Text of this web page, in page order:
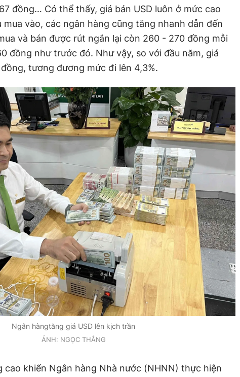
đồng… Có thể thấy, giá bán USD luôn ở mức cao
vào, các ngân hàng cũng tăng nhanh dẫn đến
và bán được rút ngắn lại còn 260 - 270 đồng mỗi
đồng như trước đó. Như vậy, so với đầu năm, giá
tương đương mức đi lên 4,3%.
Ngân hàngtăng giá USD lên kịch trần
ẢNH: NGỌC THẮNG
cao khiến Ngân hàng Nhà nước (NHNN) thực hiện